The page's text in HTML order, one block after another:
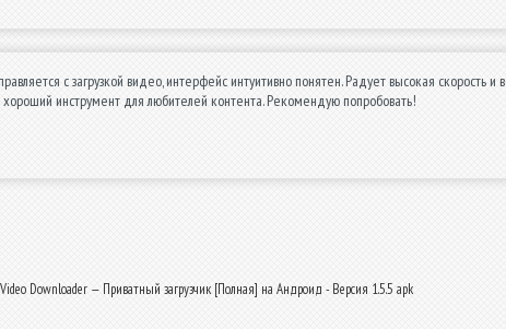
с загрузкой видео, интерфейс интуитивно понятен. Радует высокая скорость
инструмент для любителей контента. Рекомендую попробовать!
Downloader — Приватный загрузчик [Полная] на Андроид - Версия 1.5.5 apk